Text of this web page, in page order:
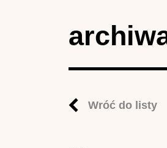
Wróć do listy